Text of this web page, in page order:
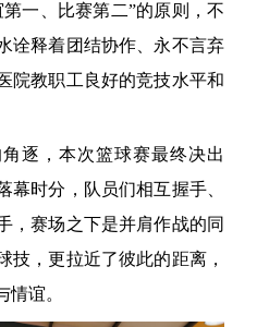
一、比赛第二”的原则，不
诠释着团结协作、永不言弃
院教职工良好的竞技水平和
逐，本次篮球赛最终决出
幕时分，队员们相互握手、
，赛场之下是并肩作战的同
技，更拉近了彼此的距离，
谊。